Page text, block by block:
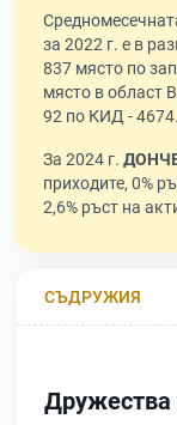
за 2022 г. е в
837 място по
място в област
92 по КИД - 4674.
За 2024 г.
приходите, 0%
2,6% ръст на
СЪДРУЖИЯ
Дружества